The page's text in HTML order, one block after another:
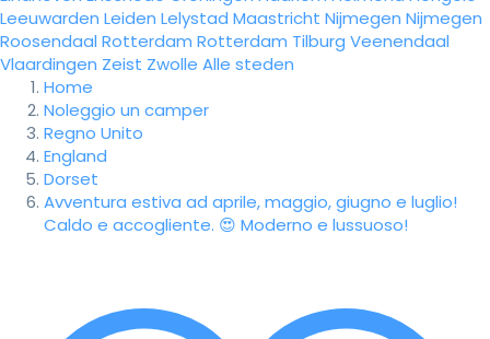
Leeuwarden Leiden Lelystad Maastricht Nijmegen Nijmegen
Roosendaal Rotterdam Rotterdam Tilburg Veenendaal
Vlaardingen Zeist Zwolle Alle steden
Home
Noleggio un camper
Regno Unito
England
Dorset
Avventura estiva ad aprile, maggio, giugno e luglio!
Caldo e accogliente. 😍 Moderno e lussuoso!